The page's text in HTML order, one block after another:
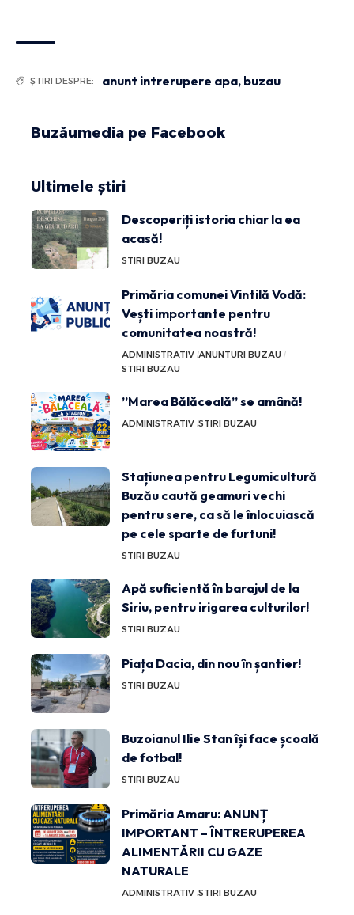
ȘTIRI DESPRE: anunt intrerupere apa, buzau
Buzăumedia pe Facebook
Ultimele știri
Descoperiți istoria chiar la ea
acasă!
STIRI BUZAU
Primăria comunei Vintilă Vodă:
Vești importante pentru
comunitatea noastră!
ADMINISTRATIV ANUNTURI BUZAU
STIRI BUZAU
”Marea Bălăceală” se amână!
ADMINISTRATIV STIRI BUZAU
Stațiunea pentru Legumicultură
Buzău caută geamuri vechi
pentru sere, ca să le înlocuiască
pe cele sparte de furtuni!
STIRI BUZAU
Apă suficientă în barajul de la
Siriu, pentru irigarea culturilor!
STIRI BUZAU
Piața Dacia, din nou în șantier!
STIRI BUZAU
Buzoianul Ilie Stan își face școală
de fotbal!
STIRI BUZAU
Primăria Amaru: ANUNȚ
IMPORTANT – ÎNTRERUPEREA
ALIMENTĂRII CU GAZE
NATURALE
ADMINISTRATIV STIRI BUZAU